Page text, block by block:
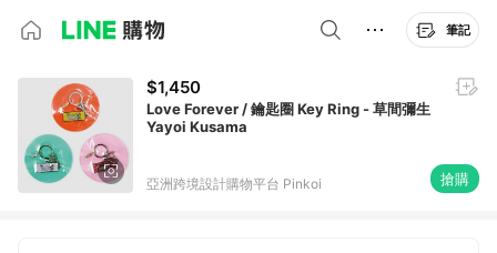
筆記
$1,450
Love Forever / 鑰匙圈 Key Ring - 草間彌生
Yayoi Kusama
亞洲跨境設計購物平台 Pinkoi 搶購